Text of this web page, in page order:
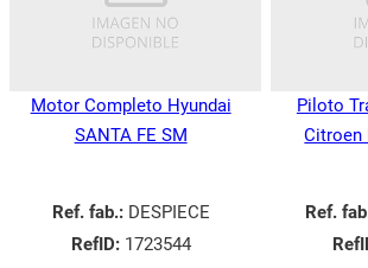
Motor Completo Hyundai
SANTA FE SM
Ref. fab.:DESPIECE
RefID:1723544
Piloto
Citroen
Ref.